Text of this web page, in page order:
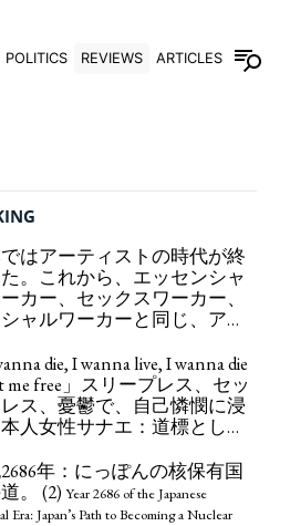
POLITICS REVIEWS ARTICLES
はアーティストの時代が終
。これから、エッセンシャ
カー、セックスワーカー、
ャルワーカーと同じ、アー
the word "artist" into the word "Art
(similar to "Essential Worker", "Sex Worker"
Worker")
die, I wanna live, I wanna die
me free」スリープレス、セッ
ス、憂鬱で、自己憐憫に浸
人女性サナエ：道標として
me free" - Sanae, a Japanese woman who
sexless, depressive and wallowing in
destruction as a guidepost.
年：にっぽんの核保有国
。 (2) Year 2686 of the Japanese
Era: Japan’s Path to Becoming a Nuclear